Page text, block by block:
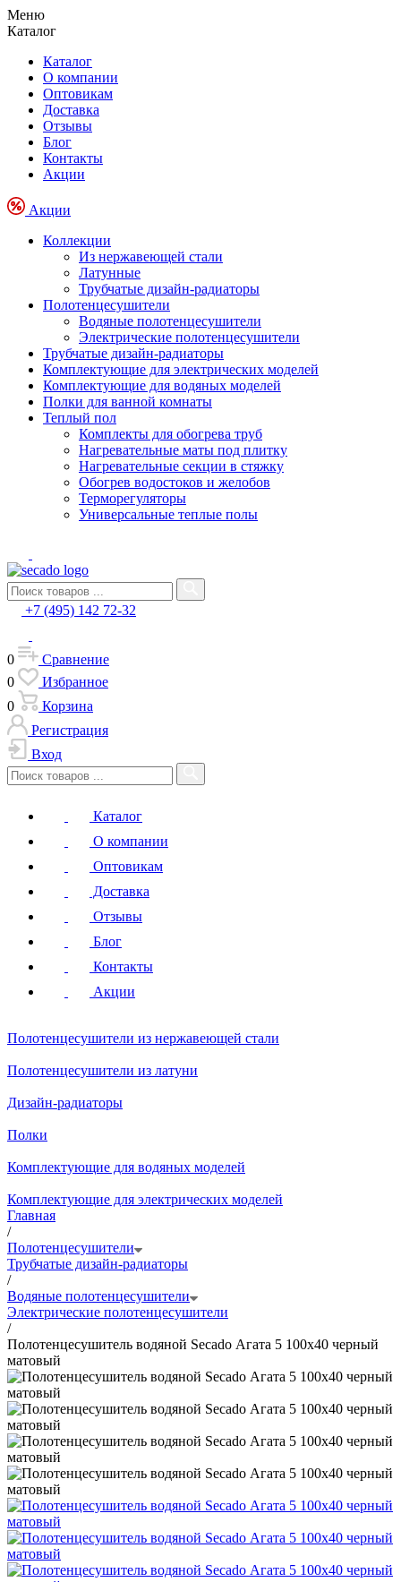
Меню
Каталог
Каталог
О компании
Оптовикам
Доставка
Отзывы
Блог
Контакты
Акции
Акции
Коллекции
Из нержавеющей стали
Латунные
Трубчатые дизайн-радиаторы
Полотенцесушители
Водяные полотенцесушители
Электрические полотенцесушители
Трубчатые дизайн-радиаторы
Комплектующие для электрических моделей
Комплектующие для водяных моделей
Полки для ванной комнаты
Теплый пол
Комплекты для обогрева труб
Нагревательные маты под плитку
Нагревательные секции в стяжку
Обогрев водостоков и желобов
Терморегуляторы
Универсальные теплые полы
+7 (495) 142 72-32
0
Сравнение
0
Избранное
0
Корзина
Регистрация
Вход
Каталог
О компании
Оптовикам
Доставка
Отзывы
Блог
Контакты
Акции
Полотенцесушители из нержавеющей стали
Полотенцесушители из латуни
Дизайн-радиаторы
Полки
Комплектующие для водяных моделей
Комплектующие для электрических моделей
Главная
/
Полотенцесушители
Трубчатые дизайн-радиаторы
/
Водяные полотенцесушители
Электрические полотенцесушители
/
Полотенцесушитель водяной Secado Агата 5 100x40 черный
матовый